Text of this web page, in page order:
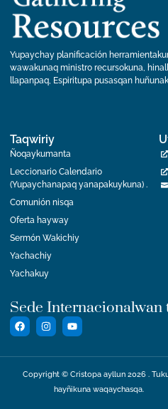
Yupaychay planificación
wawakunaq ministro recursokuna,
llapanpaq, Espiritupa pusasqan
Taqwiriy
Ñoqaykumanta
Leccionario Calendario
(Yupaychanapaq yanapakuykuna) .
Comunión nisqa
Oferta hayway
Sermón Wakichiy
Yachachiy
Yachakuy
Sede Internacionalwan
Copyright © Cristopa ayllun 2026 .
hayñikuna waqaychasqa.